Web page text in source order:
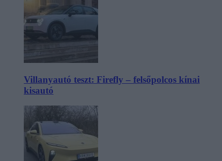
Villanyautó teszt: Firefly – felsőpolcos kínai
kisautó